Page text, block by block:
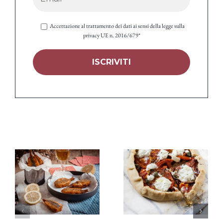
Accettazione al trattamento dei dati ai sensi della legge sulla
privacy UE n. 2016/679*